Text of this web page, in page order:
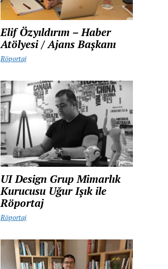
Elif Özyıldırım – Haber
Atölyesi / Ajans Başkanı
Röportaj
UI Design Grup Mimarlık
Kurucusu Uğur Işık ile
Röportaj
Röportaj